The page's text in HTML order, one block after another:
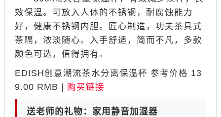
效保温。可放入人体的不锈钢，耐腐蚀能力
好，健康不锈钢内胆。匠心制造，功夫茶具式
茶隔，浓淡随心。入手舒适，简而不凡，多款
颜色可选，值得拥有。
EDISH创意潮流茶水分离保温杯 参考价格 13
9.00 RMB | 购买链接
送老师的礼物：家用静音加湿器